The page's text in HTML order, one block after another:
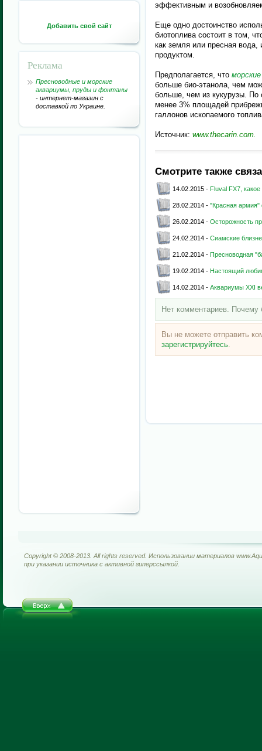
Добавить свой сайт
Реклама
Пресноводные и морские
аквариумы, пруды и фонтаны
- интернет-магазин с
доставкой по Украине.
эффективным и
Еще одно достоинство
биотоплива состоит в том,
как земля или пресная вода,
продуктом.
Предполагается, что
больше био-этанола, чем
больше, чем из кукурузы. По
менее 3% площадей
галлонов ископаемого
Источник: www.thecarin.com.
Смотрите также
14.02.2015 - Fluval FX7,
28.02.2014 - "Красная
26.02.2014 - Осторожность
24.02.2014 - Сиамские
21.02.2014 - Пресноводная
19.02.2014 - Настоящий
14.02.2014 - Аквариумы XXI
Нет комментариев.
Вы не можете отправить
зарегистрируйтесь.
Copyright © 2008-2013. All rights reserved. Использовании материалов
при указании источника с активной гиперссылкой.